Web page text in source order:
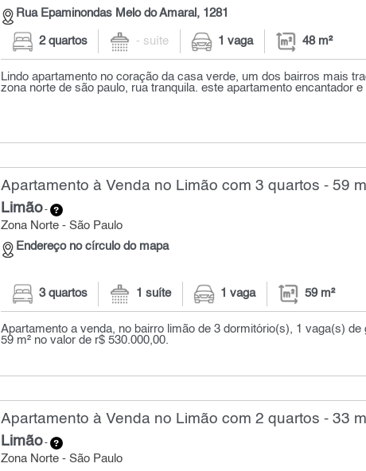
Rua Epaminondas Melo do Amaral, 1281
2 quartos - suíte 1 vaga 48 m²
Lindo apartamento no coração da casa verde, um dos bairros mais
zona norte de são paulo, rua tranquila. este apartamento encantador e
Apartamento à Venda no Limão com 3 quartos - 59
Limão-
Zona Norte - São Paulo
Endereço no círculo do mapa
3 quartos 1 suíte 1 vaga 59 m²
Apartamento a venda, no bairro limão de 3 dormitório(s), 1 vaga(s) de
59 m² no valor de r$ 530.000,00.
Apartamento à Venda no Limão com 2 quartos - 33
Limão-
Zona Norte - São Paulo